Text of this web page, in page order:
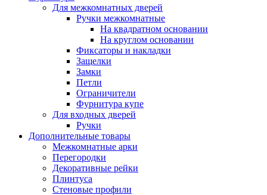
Для межкомнатных дверей
Ручки межкомнатные
На квадратном основании
На круглом основании
Фиксаторы и накладки
Защелки
Замки
Петли
Ограничители
Фурнитура купе
Для входных дверей
Ручки
Дополнительные товары
Межкомнатные арки
Перегородки
Декоративные рейки
Плинтуса
Стеновые профили